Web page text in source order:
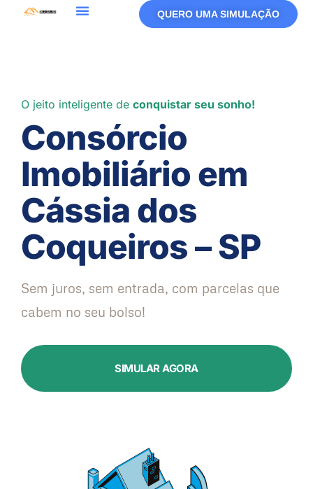
QUERO UMA SIMULAÇÃO
O jeito inteligente de conquistar seu sonho!
Consórcio
Imobiliário em
Cássia dos
Coqueiros – SP
Sem juros, sem entrada, com parcelas que
cabem no seu bolso!
SIMULAR AGORA